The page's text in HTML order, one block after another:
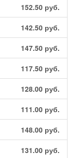
152.50 руб.
142.50 руб.
147.50 руб.
117.50 руб.
128.00 руб.
111.00 руб.
148.00 руб.
131.00 руб.